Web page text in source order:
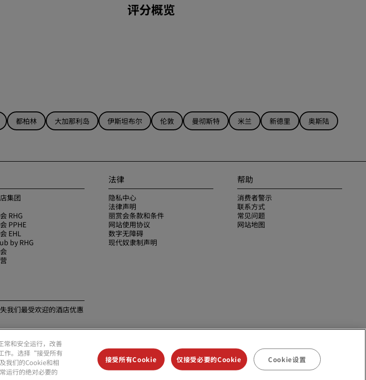
评分概览
都柏林 大加那利岛 伊斯坦布尔 伦敦 曼彻斯特 米兰 新德里
奥斯陆
集团
RHG
PPHE
EHL
by RHG
法律
隐私中心
法律声明
丽赏会条款和条件
网站使用协议
数字无障碍
现代奴隶制声明
帮助
消费者警示
联系方式
常见问题
网站地图
我们最受欢迎的酒店优惠
、丽怡、Prize by Radisson、丽赏会和丽笙会议是丽笙酒店集团的商标。
和安全运行，改善
作。选择“接受所有
我们的Cookie和相
运行的绝对必要的
接受所有Cookie 仅接受必要的Cookie Cookie设置